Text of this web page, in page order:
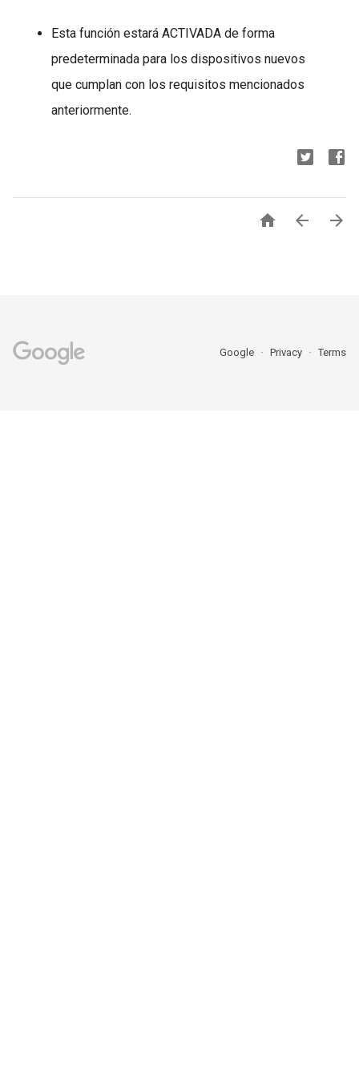
Esta función estará ACTIVADA de forma
predeterminada para los dispositivos nuevos
que cumplan con los requisitos mencionados
anteriormente.
  
Google Privacy Terms